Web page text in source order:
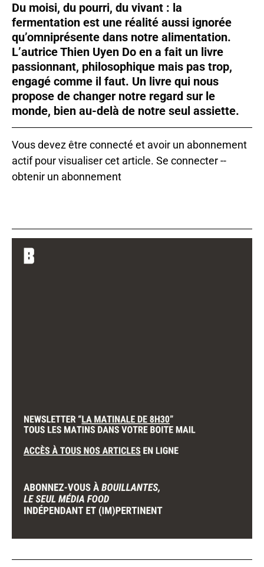
Du moisi, du pourri, du vivant : la
fermentation est une réalité aussi ignorée
qu’omniprésente dans notre alimentation.
L’autrice Thien Uyen Do en a fait un livre
passionnant, philosophique mais pas trop,
engagé comme il faut. Un livre qui nous
propose de changer notre regard sur le
monde, bien au-delà de notre seul assiette.
Vous devez être connecté et avoir un abonnement
actif pour visualiser cet article. Se connecter--
obtenir un abonnement